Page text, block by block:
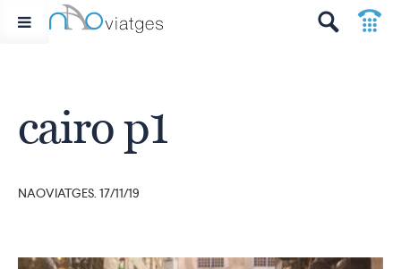
cairo p1
NAOVIATGES. 17/11/19
t
p